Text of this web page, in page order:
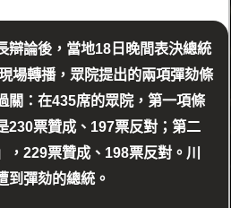
辯論後，當地18日晚間表決總統
場轉播，眾院提出的兩項彈劾條
關：在435席的眾院，第一項條
230票贊成、197票反對；第二
229票贊成、198票反對。川
到彈劾的總統。